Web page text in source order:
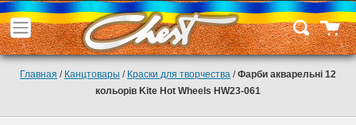
Главная / Канцтовары / Краски для творчества /Фарби акварельні 12
кольорів Kite Hot Wheels HW23-061